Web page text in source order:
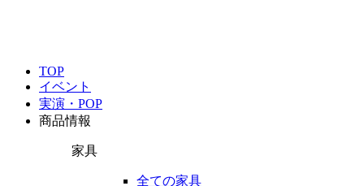
TOP
イベント
実演・POP
商品情報
家具
全ての家具